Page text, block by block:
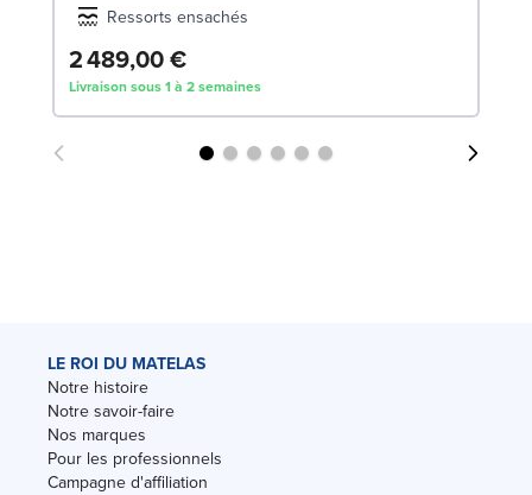
Ressorts ensachés
2 489,00 €
Livraison sous 1 à 2 semaines
LE ROI DU MATELAS
Notre histoire
Notre savoir-faire
Nos marques
Pour les professionnels
Campagne d'affiliation